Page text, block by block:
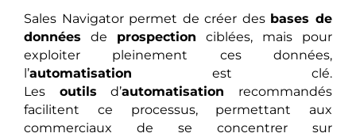
Sales Navigator permet de créer des bases de
données de prospection ciblées, mais pour
exploiter pleinement ces données,
l’automatisation est clé.
Les outils d’automatisation recommandés
facilitent ce processus, permettant aux
commerciaux de se concentrer sur